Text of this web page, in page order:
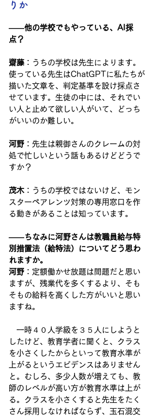
りか
――他の学校でもやっている、AI採
点？
齋藤 ：うちの学校は先生によります。
使っている先生はChatGPTに私たちが
描いた文章を、判定基準を設け採点さ
せています。生徒の中には、それでい
い人と止めて欲しい人がいて、どっち
がいいのか難しい。
河野 ：先生は親御さんのクレームの対
処で忙しいという話もあるけどどうで
すか？
茂木 ：うちの学校ではないけど、モン
スターペアレンツ対策の専用窓口を作
る動きがあることは知っています。
――ちなみに河野さんは教職員給与特
別措置法（給特法）についてどう思わ
れますか。
河野 ：定額働かせ放題は問題だと思い
ますが、残業代を多くするより、そも
そもの給料を高くした方がいいと思い
ますね。
一時４０人学級を３５人にしようと
したけど、教育学者に聞くと、クラス
を小さくしたからといって教育水準が
上がるというエビデンスはありません
と。むしろ、多少人数が増えても、教
師のレベルが高い方が教育水準は上が
る。クラスを小さくすると先生をたく
さん採用しなければならず、玉石混交